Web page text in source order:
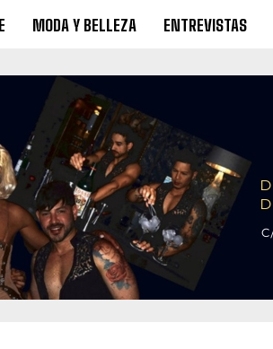
MODA Y BELLEZA ENTREVISTAS